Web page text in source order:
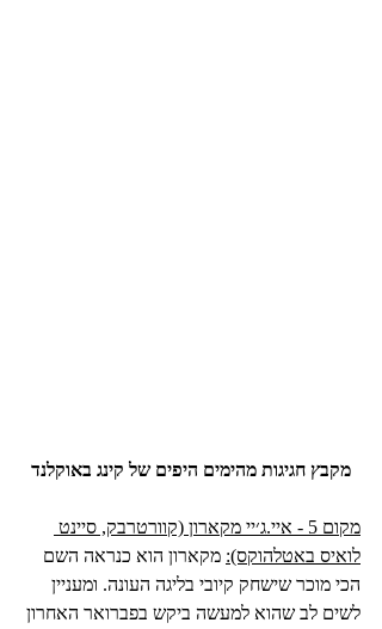
מקבץ חגיגות מהימים היפים של קינג באוקלנד
מקום 5 - איי.ג׳יי מקארון (קוורטרבק, סיינט
לואיס באטלהוקס): מקארון הוא כנראה השם
הכי מוכר שישחק קיובי בליגה העונה. ומעניין
לשים לב שהוא למעשה ביקש בפברואר האחרון